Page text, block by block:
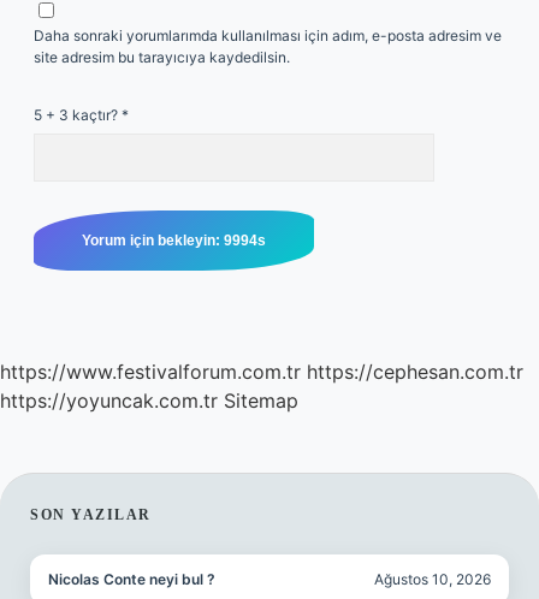
Daha sonraki yorumlarımda kullanılması için adım, e-posta adresim ve
site adresim bu tarayıcıya kaydedilsin.
5 + 3 kaçtır? *
https://www.festivalforum.com.tr https://cephesan.com.tr
https://yoyuncak.com.tr Sitemap
SIDEBAR
SON YAZILAR
Nicolas Conte neyi bul ? Ağustos 10, 2026